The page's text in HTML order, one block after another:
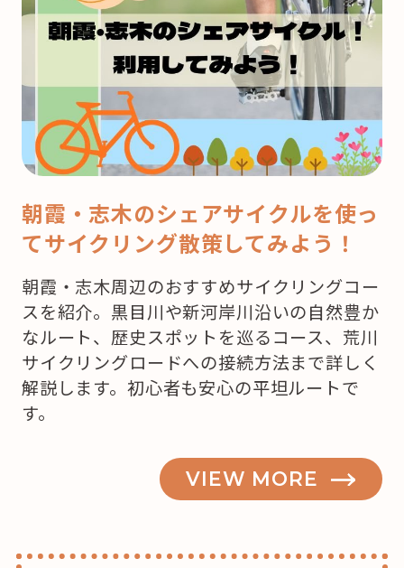
ク
マ
ス！
ど
こ
ケ
ー
を
買
お
う
か
な？”
朝霞・志木のシェアサイクルを使っ
てサイクリング散策してみよう！
朝霞・志木周辺のおすすめサイクリングコー
スを紹介。黒目川や新河岸川沿いの自然豊か
なルート、歴史スポットを巡るコース、荒川
サイクリングロードへの接続方法まで詳しく
解説します。初心者も安心の平坦ルートで
す。
VIEW MORE